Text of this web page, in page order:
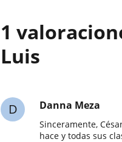
1
Luis
D Danna Meza
Sinceramente,
hace y todas sus